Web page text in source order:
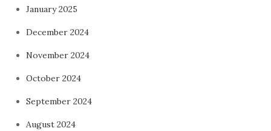
January 2025
December 2024
November 2024
October 2024
September 2024
August 2024